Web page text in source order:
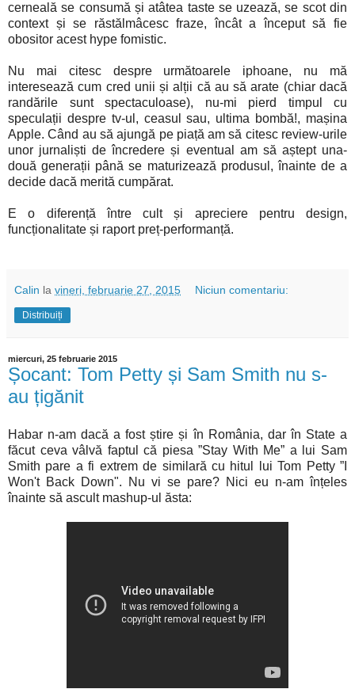
cerneală se consumă și atâtea taste se uzează, se scot din
context și se răstălmâcesc fraze, încât a început să fie
obositor acest hype fomistic.
Nu mai citesc despre următoarele iphoane, nu mă
interesează cum cred unii și alții că au să arate (chiar dacă
randările sunt spectaculoase), nu-mi pierd timpul cu
speculații despre tv-ul, ceasul sau, ultima bombă!, mașina
Apple. Când au să ajungă pe piață am să citesc review-urile
unor jurnaliști de încredere și eventual am să aștept una-
două generații până se maturizează produsul, înainte de a
decide dacă merită cumpărat.
E o diferență între cult și apreciere pentru design,
funcționalitate și raport preț-performanță.
Calin la vineri, februarie 27, 2015 Niciun comentariu:
Distribuiți
miercuri, 25 februarie 2015
Șocant: Tom Petty și Sam Smith nu s-
au țigănit
Habar n-am dacă a fost știre și în România, dar în State a
făcut ceva vâlvă faptul că piesa ”Stay With Me” a lui Sam
Smith pare a fi extrem de similară cu hitul lui Tom Petty ”I
Won't Back Down". Nu vi se pare? Nici eu n-am înțeles
înainte să ascult mashup-ul ăsta: